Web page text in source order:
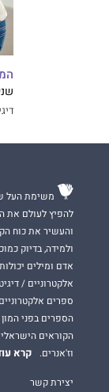
משימת העל
להפיץ לעולם את
והעשיר את כוח
ולמידה, בדיוק
אדם ומילים
אלקטרוניים /
ספרים
הספרים בפני
הקוראים
וז'אנרים.
קרא
יצירת קשר